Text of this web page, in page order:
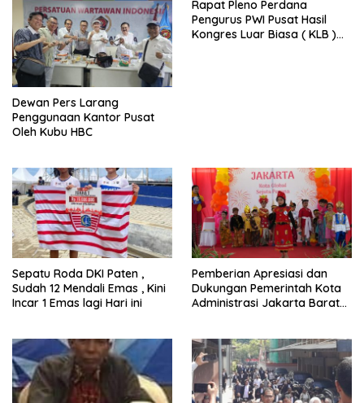
Dewan Pers Larang
Penggunaan Kantor Pusat
Oleh Kubu HBC
Rapat Pleno Perdana
Pengurus PWI Pusat Hasil
Kongres Luar Biasa ( KLB )
Sepatu Roda DKI Paten ,
Sudah 12 Mendali Emas , Kini
Incar 1 Emas lagi Hari ini
Pemberian Apresiasi dan
Dukungan Pemerintah Kota
Administrasi Jakarta Barat
Jelajah Sahabat Perempuan
dan Anak ( SAPA )